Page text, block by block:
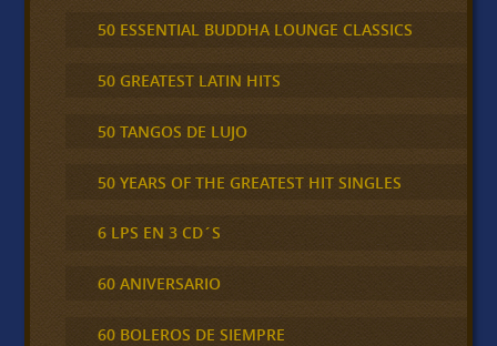
50 ESSENTIAL BUDDHA LOUNGE CLASSICS
50 GREATEST LATIN HITS
50 TANGOS DE LUJO
50 YEARS OF THE GREATEST HIT SINGLES
6 LPS EN 3 CD´S
60 ANIVERSARIO
60 BOLEROS DE SIEMPRE